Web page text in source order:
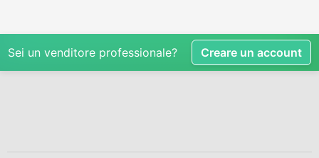
Sei un venditore professionale? Creare un account